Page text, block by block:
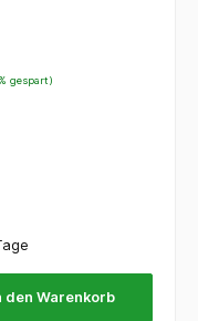
gespart)
den Warenkorb